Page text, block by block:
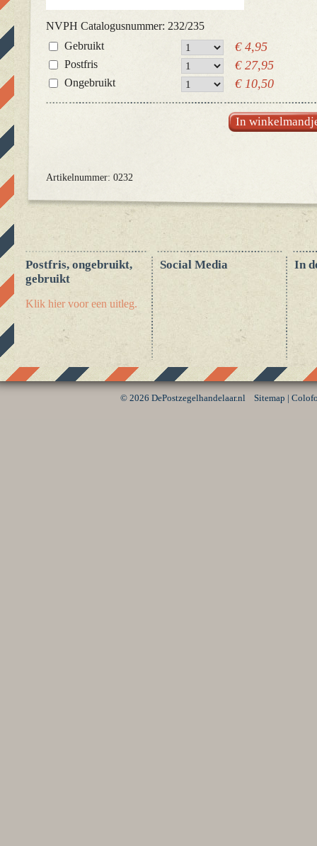
NVPH Catalogusnummer: 232/235
Gebruikt
€ 4,95
Postfris € 27,95
Ongebruikt € 10,50
Artikelnummer: 0232
In
Postfris, ongebruikt,
gebruikt
Klik hier voor een uitleg.
Social Media In
© 2026 DePostzegelhandelaar.nlSitemap |